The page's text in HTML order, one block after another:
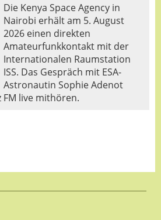
Die Kenya Space Agency in
Nairobi erhält am 5. August
2026 einen direkten
Amateurfunkkontakt mit der
Internationalen Raumstation
ISS. Das Gespräch mit ESA-
Astronautin Sophie Adenot
FM live mithören.